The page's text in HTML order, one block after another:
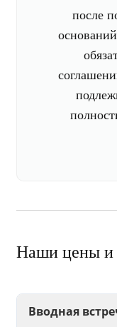
после
Наши цены и
Вводная